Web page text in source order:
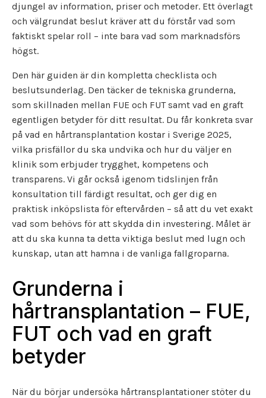
djungel av information, priser och metoder. Ett överlagt
och välgrundat beslut kräver att du förstår vad som
faktiskt spelar roll – inte bara vad som marknadsförs
högst.
Den här guiden är din kompletta checklista och
beslutsunderlag. Den täcker de tekniska grunderna,
som skillnaden mellan FUE och FUT samt vad en graft
egentligen betyder för ditt resultat. Du får konkreta svar
på vad en hårtransplantation kostar i Sverige 2025,
vilka prisfällor du ska undvika och hur du väljer en
klinik som erbjuder trygghet, kompetens och
transparens. Vi går också igenom tidslinjen från
konsultation till färdigt resultat, och ger dig en
praktisk inköpslista för eftervården – så att du vet exakt
vad som behövs för att skydda din investering. Målet är
att du ska kunna ta detta viktiga beslut med lugn och
kunskap, utan att hamna i de vanliga fallgroparna.
Grunderna i
hårtransplantation – FUE,
FUT och vad en graft
betyder
När du börjar undersöka hårtransplantationer stöter du